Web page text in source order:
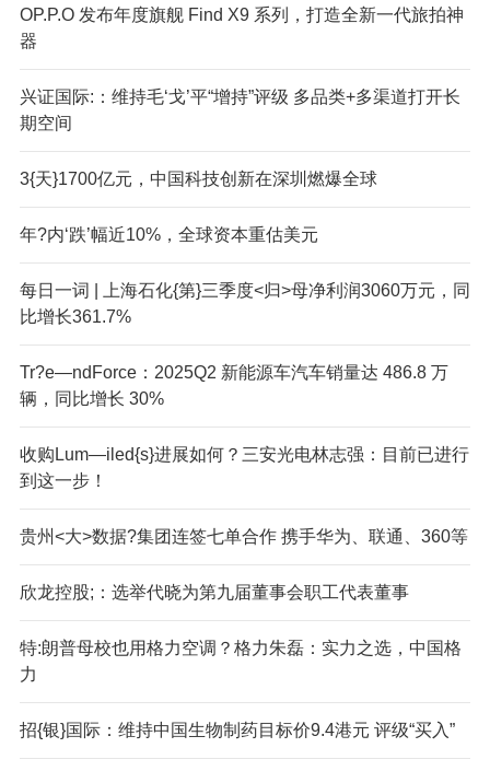
OP.P.O 发布年度旗舰 Find X9 系列，打造全新一代旅拍神
器
兴证国际:：维持毛‘戈’平“增持”评级 多品类+多渠道打开长
期空间
3{天}1700亿元，中国科技创新在深圳燃爆全球
年?内‘跌’幅近10%，全球资本重估美元
每日一词 | 上海石化{第}三季度<归>母净利润3060万元，同
比增长361.7%
Tr?e—ndForce：2025Q2 新能源车汽车销量达 486.8 万
辆，同比增长 30%
收购Lum—iled{s}进展如何？三安光电林志强：目前已进行
到这一步！
贵州<大>数据?集团连签七单合作 携手华为、联通、360等
欣龙控股;：选举代晓为第九届董事会职工代表董事
特:朗普母校也用格力空调？格力朱磊：实力之选，中国格
力
招{银}国际：维持中国生物制药目标价9.4港元 评级“买入”